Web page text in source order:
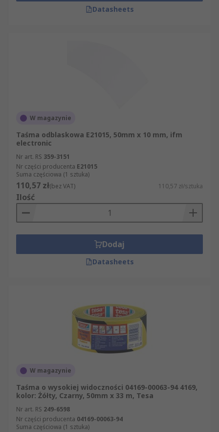
Datasheets
W magazynie
Taśma odblaskowa E21015, 50mm x 10 mm, ifm
electronic
Nr art. RS 359-3151
Nr części producenta E21015
Suma częściowa (1 sztuka)
110,57 zł(bez VAT) 110,57 zł/sztuka
Ilość
Dodaj
Datasheets
W magazynie
Taśma o wysokiej widoczności 04169-00063-94 4169,
kolor: Żółty, Czarny, 50mm x 33 m, Tesa
Nr art. RS 249-6598
Nr części producenta 04169-00063-94
Suma częściowa (1 sztuka)